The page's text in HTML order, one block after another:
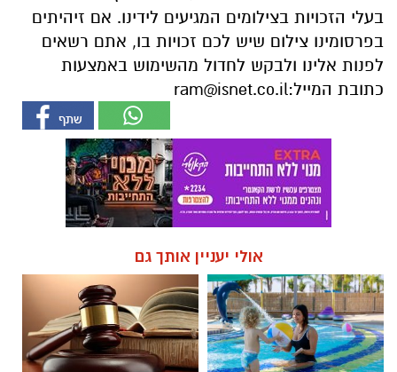
אולי יעניין אותך גם
חוויית הקיץ המושלמת: הכל
במקום אחד ברשת הקאנטרי-
חודשיים + חודש מתנה (כולל
החגים!)
☎ לחצו כאן לרשימת עורכי דין
בבאר שבע - אינדקס באר שבע
נט